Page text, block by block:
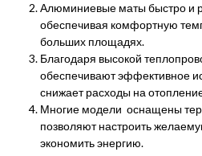
Алюминиевые маты быстро и
обеспечивая комфортную
больших площадях.
Благодаря высокой
обеспечивают эффективное
снижает расходы на
Многие модели оснащены
позволяют настроить
экономить энергию.